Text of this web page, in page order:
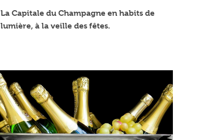
La Capitale du Champagne en habits de
lumière, à la veille des fêtes.